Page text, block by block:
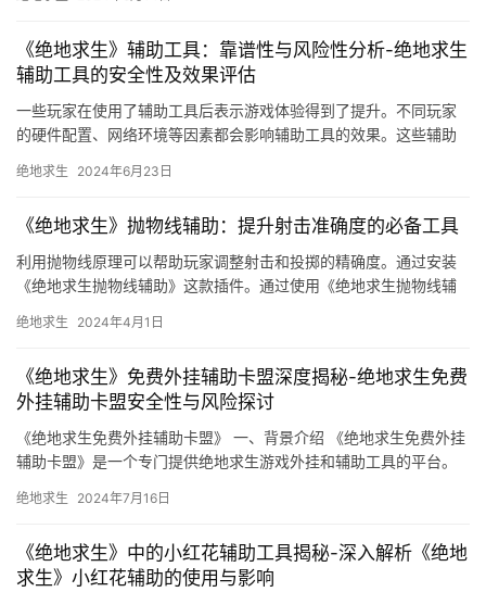
《绝地求生》辅助工具：靠谱性与风险性分析-绝地求生
辅助工具的安全性及效果评估
一些玩家在使用了辅助工具后表示游戏体验得到了提升。不同玩家
的硬件配置、网络环境等因素都会影响辅助工具的效果。这些辅助
绝地求生 2024年6月23日
《绝地求生》抛物线辅助：提升射击准确度的必备工具
利用抛物线原理可以帮助玩家调整射击和投掷的精确度。通过安装
《绝地求生抛物线辅助》这款插件。通过使用《绝地求生抛物线辅
绝地求生 2024年4月1日
《绝地求生》免费外挂辅助卡盟深度揭秘-绝地求生免费
外挂辅助卡盟安全性与风险探讨
《绝地求生免费外挂辅助卡盟》 一、背景介绍 《绝地求生免费外挂
辅助卡盟》是一个专门提供绝地求生游戏外挂和辅助工具的平台。
绝地求生 2024年7月16日
《绝地求生》中的小红花辅助工具揭秘-深入解析《绝地
求生》小红花辅助的使用与影响